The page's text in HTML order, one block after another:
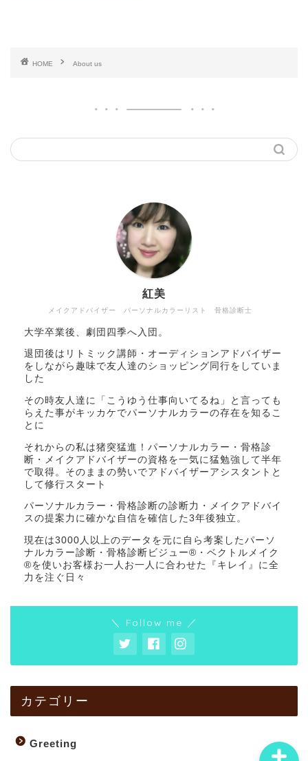
HOME About us
メイクアドバイザー パーソナルカラーリスト 骨格診断士
紅美
大学卒業後、劇団四季へ入団。
退団後はリトミック講師・オーディションアドバイザー
をしながら趣味で友人達のショッピング同行をしていま
した
その時友人達に「こうゆう仕事向いてるね」と言っても
らえた事がキッカケでパーソナルカラーの存在を知るこ
とに
それからの私は猪突猛進！パーソナルカラー・骨格診
断・メイクアドバイザーの資格を一気に猛勉強して半年
で取得。そのままの勢いでアドバイザーアシスタントと
して修行スタート
パーソナルカラー・骨格診断の診断力・メイクアドバイ
スの提案力に確かな自信を確信した3年後独立。
現在は3000人以上のデータを元に自ら考案したパーソ
ナルカラー診断・骨格診断ビジュー®・ベクトルメイク
®を使いお客様お一人お一人に合わせた『キレイ』に全
力を注ぐ日々
＼ Follow me ／
カテゴリー
Greeting
ホーム
Beauty up